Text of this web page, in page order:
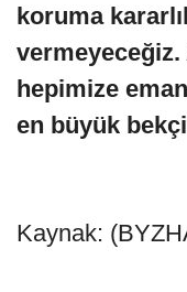
koruma
vermeyeceğiz.
hepimize
en büyük
Kaynak: